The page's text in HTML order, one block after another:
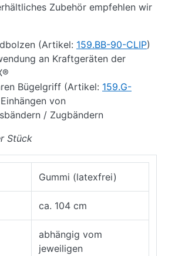
Zubehör empfehlen wir
(Artikel: 159.BB-90-CLIP)
an Kraftgeräten der
Bügelgriff (Artikel: 159.G-
von
/ Zugbändern
Stück
Gummi (latexfrei)
ca. 104 cm
abhängig vom
jeweiligen